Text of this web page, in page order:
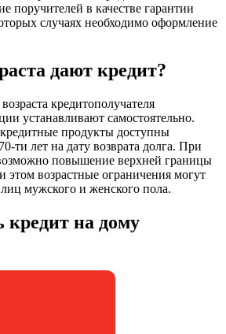
поручителей в качестве гарантии
случаях необходимо оформление
дают кредит?
кредитополучателя
устанавливают самостоятельно.
продукты доступны
ти лет на дату возврата долга. При
повышение верхней границы
этом возрастные ограничения могут
мужского и женского пола.
на дому